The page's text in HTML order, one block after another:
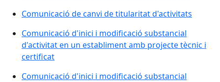
Comunicació de canvi de titularitat d'activitats
Comunicació d'inici i modificació substancial
d'activitat en un establiment amb projecte tècnic i
certificat
Comunicació d'inici i modificació substancial